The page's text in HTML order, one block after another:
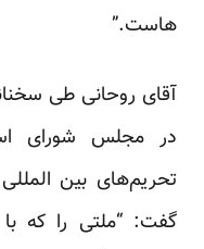
هاست.”
آقای روحانی طی
در مجلس شورای
تحریم‌های بین
گفت: “ملتی را که با